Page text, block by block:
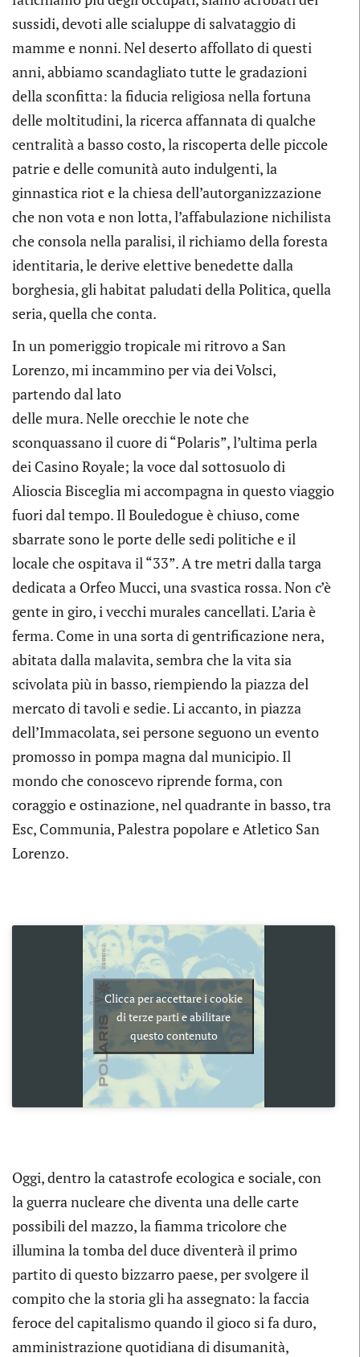
sussidi, devoti alle scialuppe di salvataggio di
mamme e nonni. Nel deserto affollato di questi
anni, abbiamo scandagliato tutte le gradazioni
della sconfitta: la fiducia religiosa nella fortuna
delle moltitudini, la ricerca affannata di qualche
centralità a basso costo, la riscoperta delle piccole
patrie e delle comunità auto indulgenti, la
ginnastica riot e la chiesa dell’autorganizzazione
che non vota e non lotta, l’affabulazione nichilista
che consola nella paralisi, il richiamo della foresta
identitaria, le derive elettive benedette dalla
borghesia, gli habitat paludati della Politica, quella
seria, quella che conta.
In un pomeriggio tropicale mi ritrovo a San
Lorenzo, mi incammino per via dei Volsci,
partendo dal lato
delle mura. Nelle orecchie le note che
sconquassano il cuore di “Polaris”, l’ultima perla
dei Casino Royale; la voce dal sottosuolo di
Alioscia Bisceglia mi accompagna in questo viaggio
fuori dal tempo. Il Bouledogue è chiuso, come
sbarrate sono le porte delle sedi politiche e il
locale che ospitava il “33”. A tre metri dalla targa
dedicata a Orfeo Mucci, una svastica rossa. Non c’è
gente in giro, i vecchi murales cancellati. L’aria è
ferma. Come in una sorta di gentrificazione nera,
abitata dalla malavita, sembra che la vita sia
scivolata più in basso, riempiendo la piazza del
mercato di tavoli e sedie. Li accanto, in piazza
dell’Immacolata, sei persone seguono un evento
promosso in pompa magna dal municipio. Il
mondo che conoscevo riprende forma, con
coraggio e ostinazione, nel quadrante in basso, tra
Esc, Communia, Palestra popolare e Atletico San
Lorenzo.
Clicca per accettare i cookie
di terze parti e abilitare
questo contenuto
Oggi, dentro la catastrofe ecologica e sociale, con
la guerra nucleare che diventa una delle carte
possibili del mazzo, la fiamma tricolore che
illumina la tomba del duce diventerà il primo
partito di questo bizzarro paese, per svolgere il
compito che la storia gli ha assegnato: la faccia
feroce del capitalismo quando il gioco si fa duro,
amministrazione quotidiana di disumanità,